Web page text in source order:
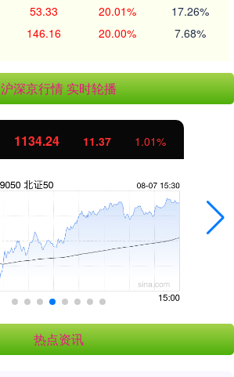
53.33 20.01% 17.26%
146.16 20.00% 7.68%
沪深京行情 实时轮播
1134.24 11.37 1.01%
热点资讯